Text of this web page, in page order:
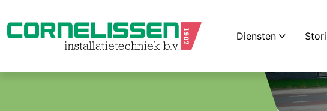
Diensten
Installatiebedrijf